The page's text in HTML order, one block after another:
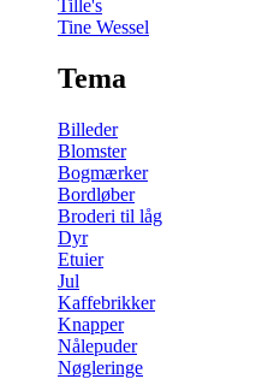
Tille's
Tine Wessel
Tema
Billeder
Blomster
Bogmærker
Bordløber
Broderi til låg
Dyr
Etuier
Jul
Kaffebrikker
Knapper
Nålepuder
Nøgleringe